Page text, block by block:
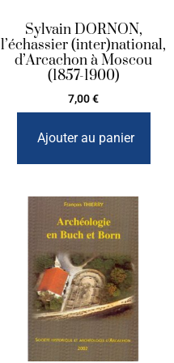
Sylvain DORNON,
l’échassier (inter)national,
d’Arcachon à Moscou
(1857-1900)
7,00€
Ajouter au panier